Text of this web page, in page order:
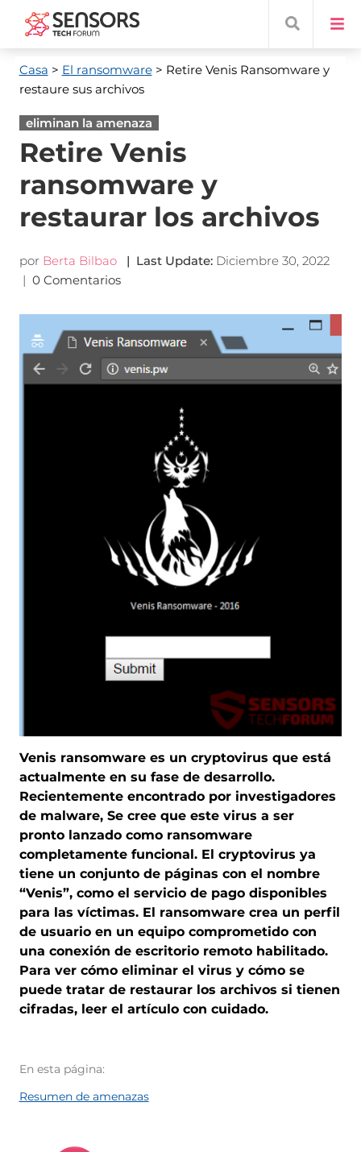
Casa > El ransomware> Retire Venis Ransomware y
restaure sus archivos
eliminan la amenaza
Retire Venis
ransomware y
restaurar los archivos
por Berta Bilbao | Last Update: Diciembre 30, 2022
| 0 Comentarios
Venis ransomware es un cryptovirus que está
actualmente en su fase de desarrollo.
Recientemente encontrado por investigadores
de malware, Se cree que este virus a ser
pronto lanzado como ransomware
completamente funcional. El cryptovirus ya
tiene un conjunto de páginas con el nombre
“Venis”, como el servicio de pago disponibles
para las víctimas. El ransomware crea un perfil
de usuario en un equipo comprometido con
una conexión de escritorio remoto habilitado.
Para ver cómo eliminar el virus y cómo se
puede tratar de restaurar los archivos si tienen
cifradas, leer el artículo con cuidado.
En esta página:
Resumen de amenazas